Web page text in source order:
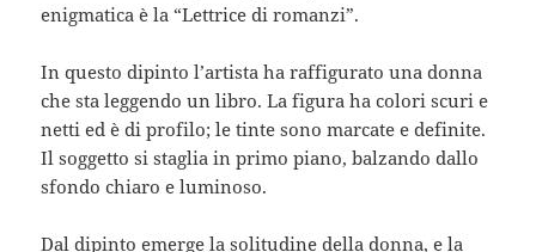
enigmatica è la “Lettrice di romanzi”.
In questo dipinto l’artista ha raffigurato una donna
che sta leggendo un libro. La figura ha colori scuri e
netti ed è di profilo; le tinte sono marcate e definite.
Il soggetto si staglia in primo piano, balzando dallo
sfondo chiaro e luminoso.
Dal dipinto emerge la solitudine della donna, e la